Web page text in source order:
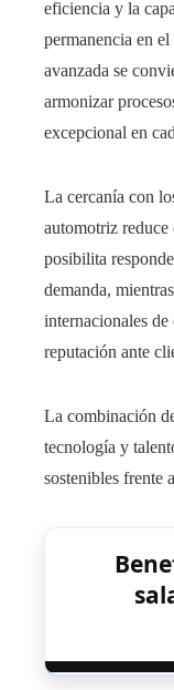
eficiencia y la
permanencia en
avanzada se
armonizar
excepcional en
La cercanía con
automotriz
posibilita
demanda,
internacionales
reputación ante
La combinación
tecnología y
sostenibles frente